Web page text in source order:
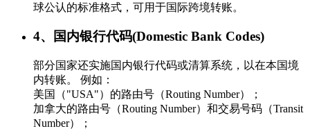
球公认的标准格式，可用于国际跨境转账。
4、国内银行代码(Domestic Bank Codes)
部分国家还实施国内银行代码或清算系统，以在本国境
内转账。 例如：
美国（"USA"）的路由号（Routing Number）；
加拿大的路由号（Routing Number）和交易号码（Transit
Number）；